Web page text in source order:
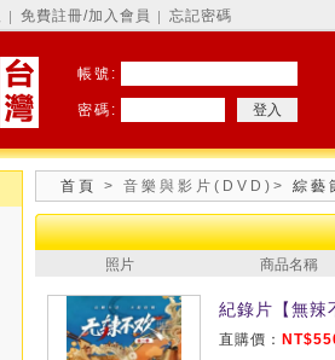
免費註冊/加入會員 忘記密碼
帳號:
密碼:
首頁 > 音樂與影片(DVD) > 綜藝
照片 商品名稱
紀錄片【無辣
直購價：